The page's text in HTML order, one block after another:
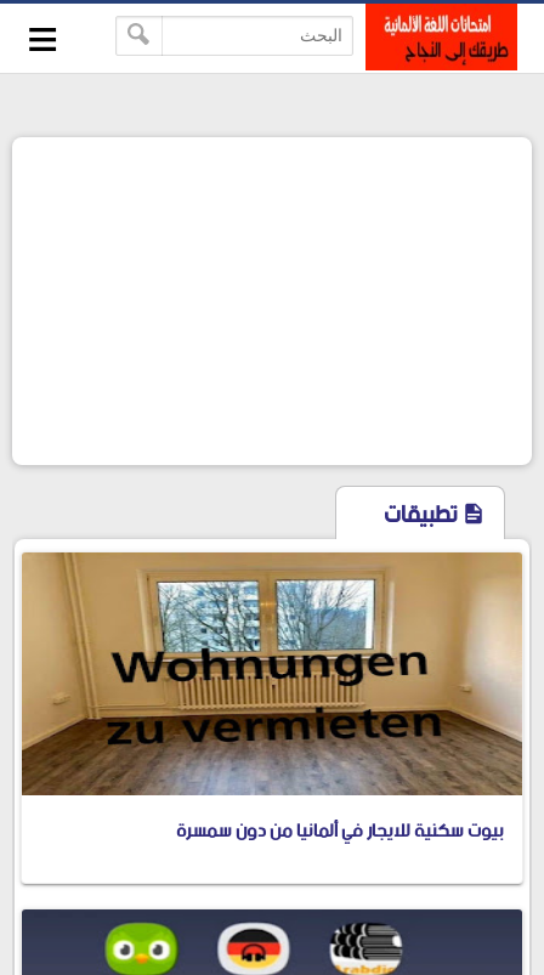
-->
≡
تطبيقات
بيوت سكنية للايجار في ألمانيا من دون سمسرة